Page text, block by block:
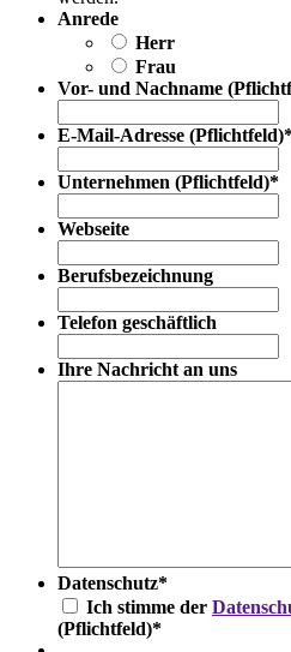
Anrede
Herr
Frau
Vor- und Nachname
E-Mail-Adresse (Pflichtfeld)
Unternehmen (Pflichtfeld)*
Webseite
Berufsbezeichnung
Telefon geschäftlich
Ihre Nachricht an uns
Datenschutz*
Ich stimme der
(Pflichtfeld)*